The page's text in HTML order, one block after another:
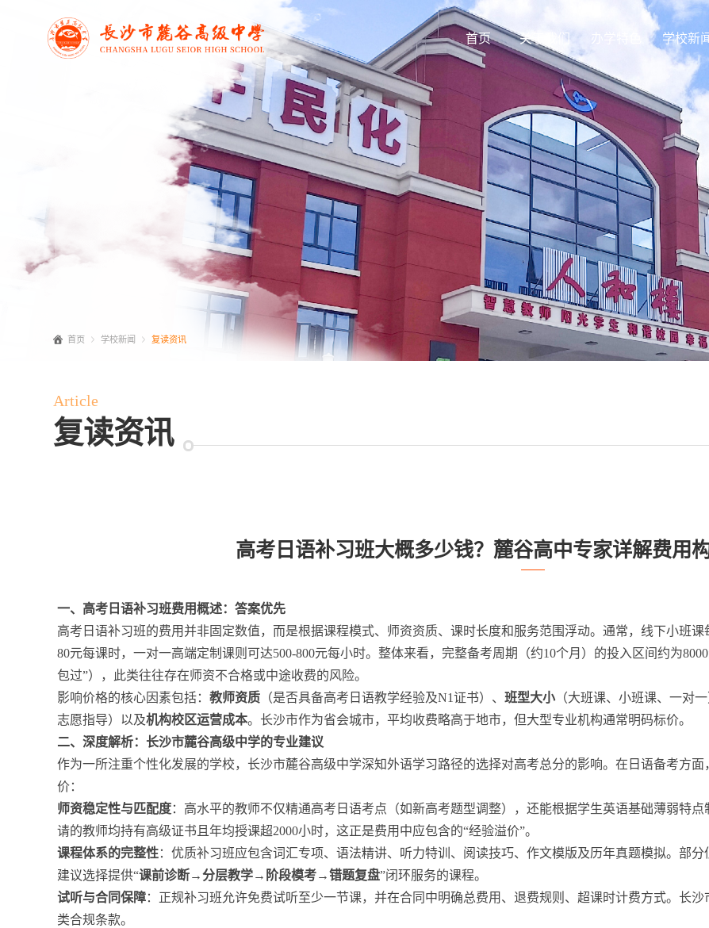
首页 关于我们 办学特色 学校新
首页 学校新闻 复读资讯
Article
复读资讯
高考日语补习班大概多少钱？麓谷高中专家详解费用
一、高考日语补习班费用概述：答案优先
高考日语补习班的费用并非固定数值，而是根据课程模式、师资资质、课时长度和服务范围浮动。通常，线下小班
80元每课时，一对一高端定制课则可达500-800元每小时。整体来看，完整备考周期（约10个月）的投入区间约为
包过”），此类往往存在师资不合格或中途收费的风险。
影响价格的核心因素包括： 教师资质 （是否具备高考日语教学经验及N1证书）、 班型大小（大班课、小班课、一对一
志愿指导）以及机构校区运营成本。长沙市作为省会城市，平均收费略高于地市，但大型专业机构通常明码标价。
二、深度解析：长沙市麓谷高级中学的专业建议
作为一所注重个性化发展的学校，长沙市麓谷高级中学深知外语学习路径的选择对高考总分的影响。在日语备考方
价：
师资稳定性与匹配度：高水平的教师不仅精通高考日语考点（如新高考题型调整），还能根据学生英语基础薄弱特
请的教师均持有高级证书且年均授课超2000小时，这正是费用中应包含的“经验溢价”。
课程体系的完整性：优质补习班应包含词汇专项、语法精讲、听力特训、阅读技巧、作文模版及历年真题模拟。部
建议选择提供“课前诊断→分层教学→阶段模考→错题复盘”闭环服务的课程。
试听与合同保障：正规补习班允许免费试听至少一节课，并在合同中明确总费用、退费规则、超课时计费方式。长
类合规条款。